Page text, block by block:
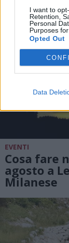
I want to
Retention,
Personal
Purposes
Opted Out
Data
EVENTI
Cosa fare
agosto a
Milanese